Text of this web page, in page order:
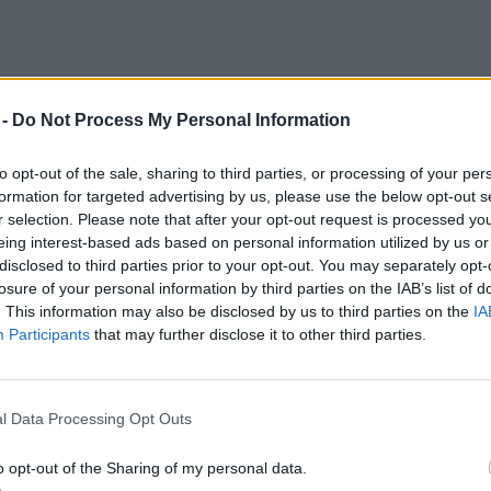
Do Not Process My Personal Information
opt-out of the sale, sharing to third parties, or processing of your
for targeted advertising by us, please use the below opt-out
selection. Please note that after your opt-out request is processed
interest-based ads based on personal information utilized by us
to third parties prior to your opt-out. You may separately
of your personal information by third parties on the IAB’s list of
This information may also be disclosed by us to third parties on the
Participants that may further disclose it to other third parties.
Data Processing Opt Outs
opt-out of the Sharing of my personal data.
olaj és liszt?
mellett a második
cégek képviselői, amelyek az
végzik üzleti tevékenységüket. Míg
három előadást hallhattunk, ezúttal egy
ismerhettük meg az élelmiszeripari
projekt keretében indult cége ma